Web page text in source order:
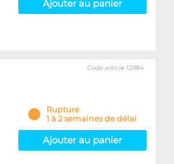
Ajouter au panier
Code article 12884
Rupture
1 à 2 semaines de délai
Ajouter au panier